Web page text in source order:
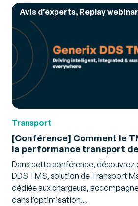
Avis d’experts, Replay
Transport
[Conférence] Comment le
la performance transport
Dans cette conférence,
DDS TMS, solution de Transport
dédiée aux chargeurs,
dans l’optimisation…